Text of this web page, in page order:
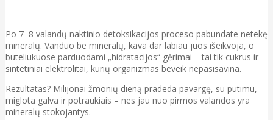
Po 7–8 valandų naktinio detoksikacijos proceso pabundate netekę
mineralų. Vanduo be mineralų, kava dar labiau juos išeikvoja, o
buteliukuose parduodami „hidratacijos“ gėrimai – tai tik cukrus ir
sintetiniai elektrolitai, kurių organizmas beveik nepasisavina.
Rezultatas? Milijonai žmonių dieną pradeda pavargę, su pūtimu,
miglota galva ir potraukiais – nes jau nuo pirmos valandos yra
mineralų stokojantys.